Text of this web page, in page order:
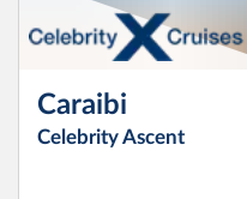
Caraibi
Celebrity Ascent